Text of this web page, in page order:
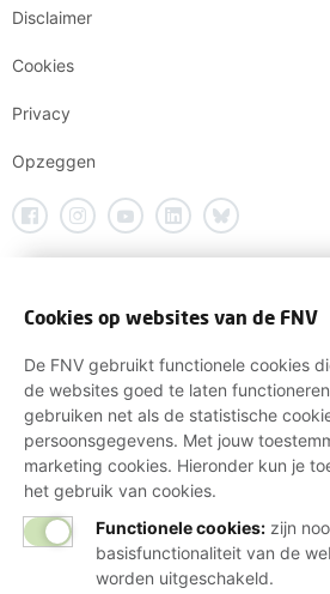
Disclaimer
Cookies
Privacy
Opzeggen
Cookies op websites van de FNV
De FNV gebruikt functionele cookies
de websites goed te laten
gebruiken net als de statistische
persoonsgegevens. Met jouw
marketing cookies. Hieronder kun je
het gebruik van cookies.
Functionele cookies: zijn
basisfunctionaliteit van de
worden uitgeschakeld.